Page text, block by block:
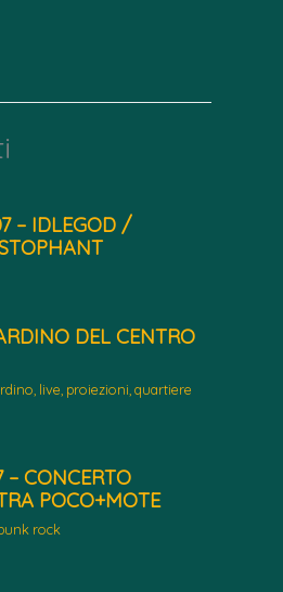
– IDLEGOD /
DEL CENTRO
live proiezioni quartiere
CONCERTO
POCO+MOTE
rock